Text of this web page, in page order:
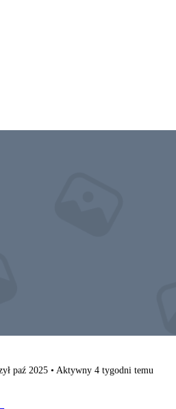
paź 2025 • Aktywny 4 tygodni temu